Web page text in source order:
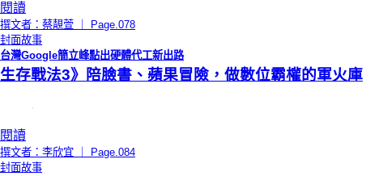
閱讀
撰文者：蔡靚萱 ｜ Page.078
封面故事
台灣Google簡立峰點出硬體代工新出路
生存戰法3》陪臉書、蘋果冒險，做數位霸權的軍火庫
閱讀
撰文者：李欣宜 ｜ Page.084
封面故事